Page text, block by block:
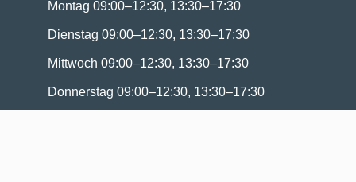
Montag 09:00–12:30, 13:30–17:30
Dienstag 09:00–12:30, 13:30–17:30
Mittwoch 09:00–12:30, 13:30–17:30
Donnerstag 09:00–12:30, 13:30–17:30